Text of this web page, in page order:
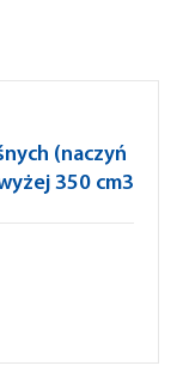
(naczyń
350 cm3